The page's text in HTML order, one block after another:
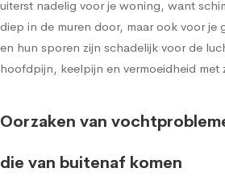
uiterst nadelig voor je woning, want
diep in de muren door, maar ook voor je
en hun sporen zijn schadelijk voor de
hoofdpijn, keelpijn en vermoeidheid met
Oorzaken van
die van buitenaf komen